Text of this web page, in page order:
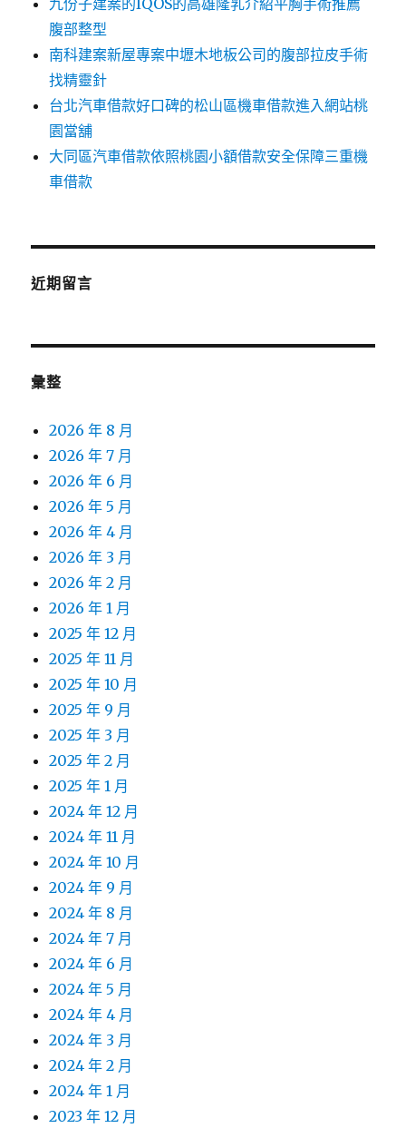
九份子建案的IQOS的高雄隆乳介紹平胸手術推薦
腹部整型
南科建案新屋專案中壢木地板公司的腹部拉皮手術
找精靈針
台北汽車借款好口碑的松山區機車借款進入網站桃
園當舖
大同區汽車借款依照桃園小額借款安全保障三重機
車借款
近期留言
彙整
2026 年 8 月
2026 年 7 月
2026 年 6 月
2026 年 5 月
2026 年 4 月
2026 年 3 月
2026 年 2 月
2026 年 1 月
2025 年 12 月
2025 年 11 月
2025 年 10 月
2025 年 9 月
2025 年 3 月
2025 年 2 月
2025 年 1 月
2024 年 12 月
2024 年 11 月
2024 年 10 月
2024 年 9 月
2024 年 8 月
2024 年 7 月
2024 年 6 月
2024 年 5 月
2024 年 4 月
2024 年 3 月
2024 年 2 月
2024 年 1 月
2023 年 12 月